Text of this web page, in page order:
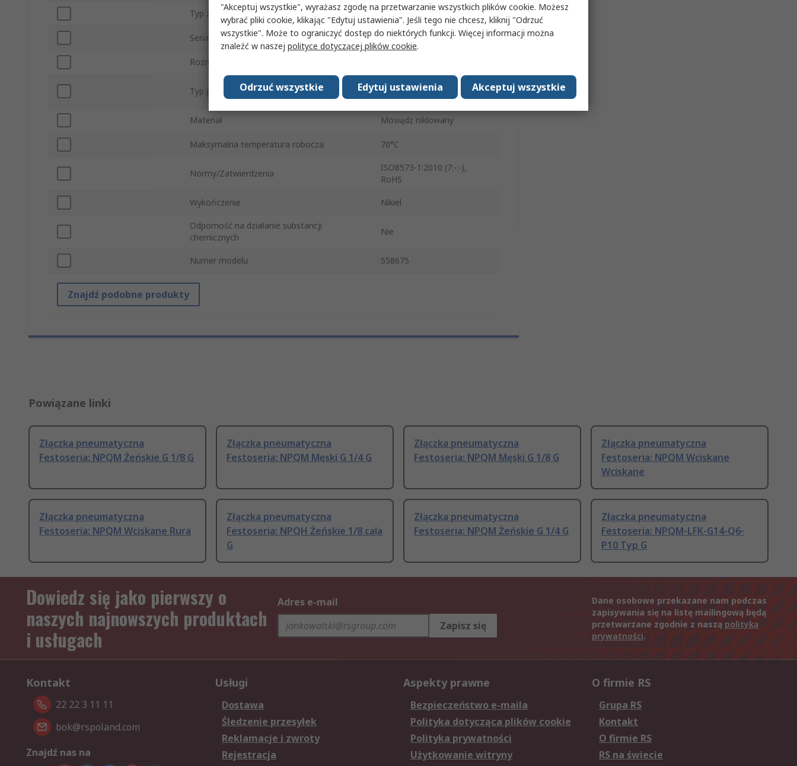
Typ złącza Żeńskie
Seria NPQM
Rozmiar przyłącza rurowego
Typ przyłącza rurowego
Do rur o średnicy
zewnętrznej
Materiał Mosiądz niklowany
Maksymalna temperatura robocza 70°C
Normy/Zatwierdzenia
ISO8573-1:2010 (7:-:-),
RoHS
Wykończenie Nikiel
Odporność na działanie substancji
chemicznych
Nie
Numer modelu 558675
Znajdź podobne produkty
Powiązane linki
Złączka pneumatyczna
Festoseria: NPQM Żeńskie G 1/8 G
Złączka pneumatyczna
Festoseria: NPQM Męski G 1/4 G
Złączka pneumatyczna
Festoseria: NPQM Męski G 1/8 G
Złączka pneumatyczna
Festoseria: NPQM Wciskane
Wciskane
Złączka pneumatyczna
Festoseria: NPQM Wciskane Rura
Złączka pneumatyczna
Festoseria: NPQH Żeńskie 1/8 cala
G
Złączka pneumatyczna
Festoseria: NPQM Żeńskie G 1/4 G
Złączka pneumatyczna
Festoseria: NPQM-LFK-G14-Q6-
P10 Typ G
Dowiedz się jako pierwszy o
naszych najnowszych produktach
i usługach
Adres e-mail
Zapisz się
Dane osobowe przekazane nam podczas
zapisywania się na listę mailingową będą
przetwarzane zgodnie z naszą polityką
prywatności.
Kontakt
22 22 3 11 11
bok@rspoland.com
Znajdź nas na
Usługi
Dostawa
Śledzenie przesyłek
Reklamacje i zwroty
Rejestracja
Aspekty prawne
Bezpieczeństwo e-maila
Polityka dotycząca plików cookie
Polityka prywatności
Użytkowanie witryny
O firmie RS
Grupa RS
Kontakt
O firmie RS
RS na świecie
"Akceptuj wszystkie", wyrażasz zgodę na przetwarzanie wszystkich plików cookie. Możesz
wybrać pliki cookie, klikając "Edytuj ustawienia". Jeśli tego nie chcesz, kliknij "Odrzuć
wszystkie". Może to ograniczyć dostęp do niektórych funkcji. Więcej informacji można
znaleźć w naszej polityce dotyczącej plików cookie.
Akceptuj wszystkie
Edytuj ustawienia
Odrzuć wszystkie